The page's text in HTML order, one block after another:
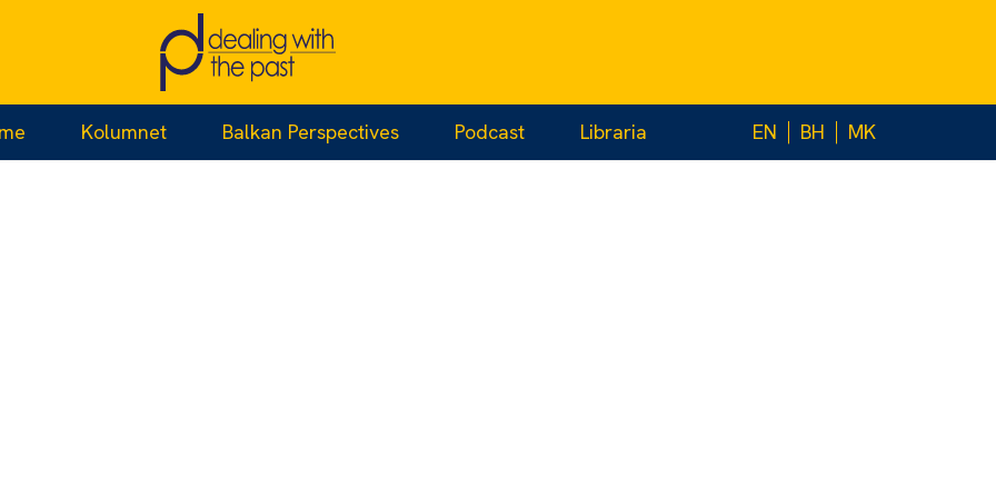
Kolumnet Balkan Perspectives Podcast Libraria EN BH MK